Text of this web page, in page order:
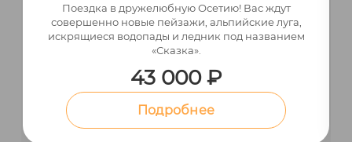
Поездка в дружелюбную Осетию! Вас ждут
совершенно новые пейзажи, альпийские луга,
искрящиеся водопады и ледник под названием
«Сказка».
43 000 ₽
Подробнее